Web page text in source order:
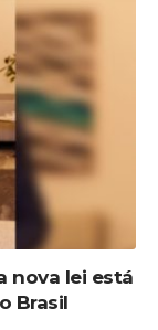
nova lei está
Brasil